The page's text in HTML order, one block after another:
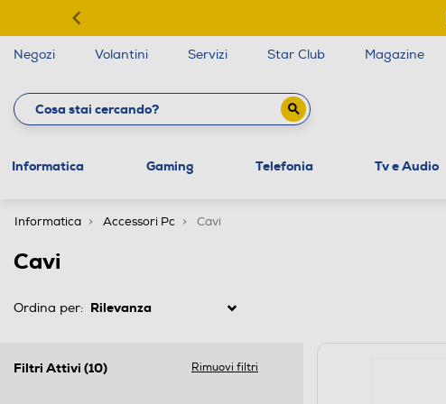
Negozi Volantini Servizi Star Club Magazine
Informatica Gaming Telefonia Tv e Audio
Informatica Accessori Pc Cavi
Cavi
Ordina per:
Filtri Attivi (10) Rimuovi filtri